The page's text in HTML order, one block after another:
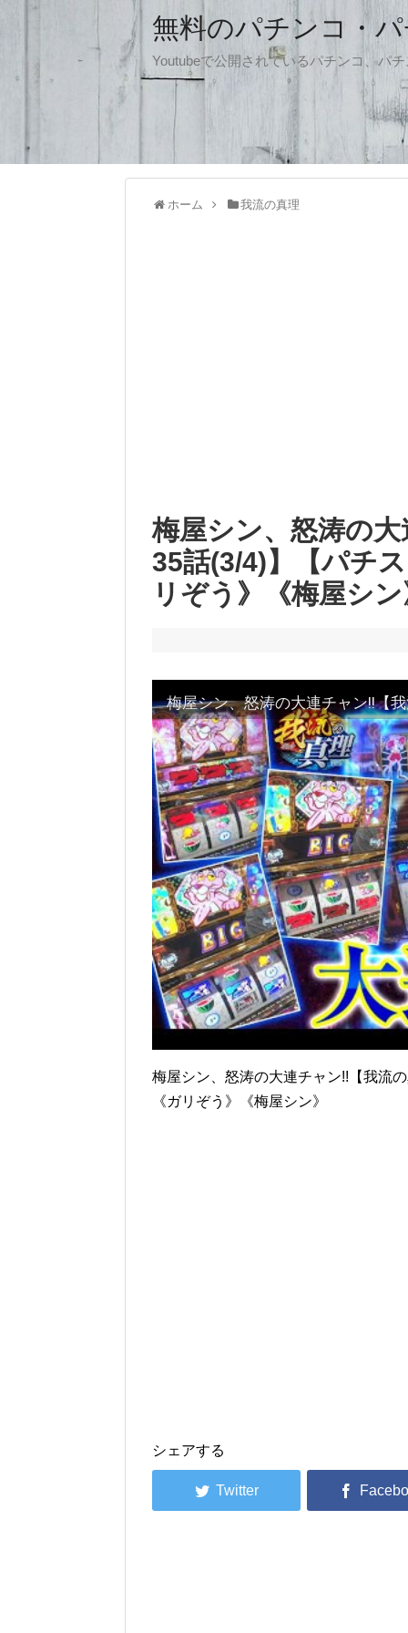
無料のパチンコ・
Youtubeで公開されているパチンコ、パ
ホーム 我流の真理
梅屋シン、怒涛の
35話(3/4)】【パチ
リぞう》《梅屋シ
梅屋シン、怒涛の大連チャン!!【我流
《ガリぞう》《梅屋シン》
シェアする